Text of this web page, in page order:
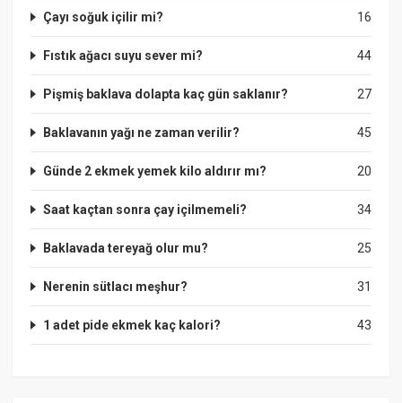
16
Çayı soğuk içilir mi?
44
Fıstık ağacı suyu sever mi?
27
Pişmiş baklava dolapta kaç gün saklanır?
45
Baklavanın yağı ne zaman verilir?
20
Günde 2 ekmek yemek kilo aldırır mı?
34
Saat kaçtan sonra çay içilmemeli?
25
Baklavada tereyağ olur mu?
31
Nerenin sütlacı meşhur?
43
1 adet pide ekmek kaç kalori?